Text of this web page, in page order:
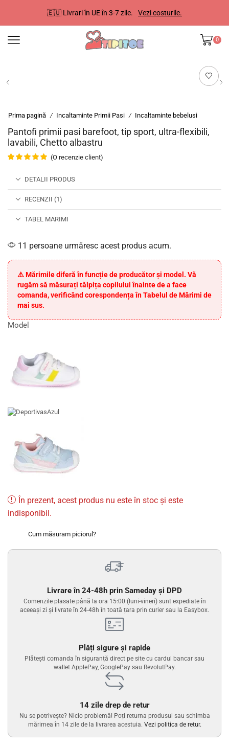
🇪🇺 Livrari în UE în 3-7 zile. Vezi costurile.
0
Prima pagină / Incaltaminte Primii Pasi / Incaltaminte bebelusi
Pantofi primii pasi barefoot, tip sport, ultra-flexibili,
lavabili, Chetto albastru
(O recenzie client)
DETALII PRODUS
RECENZII (1)
TABEL MARIMI
11 persoane urmăresc acest produs acum.
⚠️ Mărimile diferă în funcție de producător și model. Vă
rugăm să măsurați tălpița copilului înainte de a face
comanda, verificând corespondența în Tabelul de Mărimi de
mai sus.
Model
În prezent, acest produs nu este în stoc și este
indisponibil.
Cum măsuram piciorul?
Livrare în 24-48h prin Sameday și DPD
Comenzile plasate până la ora 15:00 (luni-vineri) sunt expediate în
aceeași zi și livrate în 24-48h în toată țara prin curier sau la Easybox.
Plăți sigure și rapide
Plătești comanda în siguranță direct pe site cu cardul bancar sau
wallet ApplePay, GooglePay sau RevolutPay.
14 zile drep de retur
Nu se potrivește? Nicio problemă! Poți returna produsul sau schimba
mărimea în 14 zile de la livrarea acestuia. Vezi politica de retur.